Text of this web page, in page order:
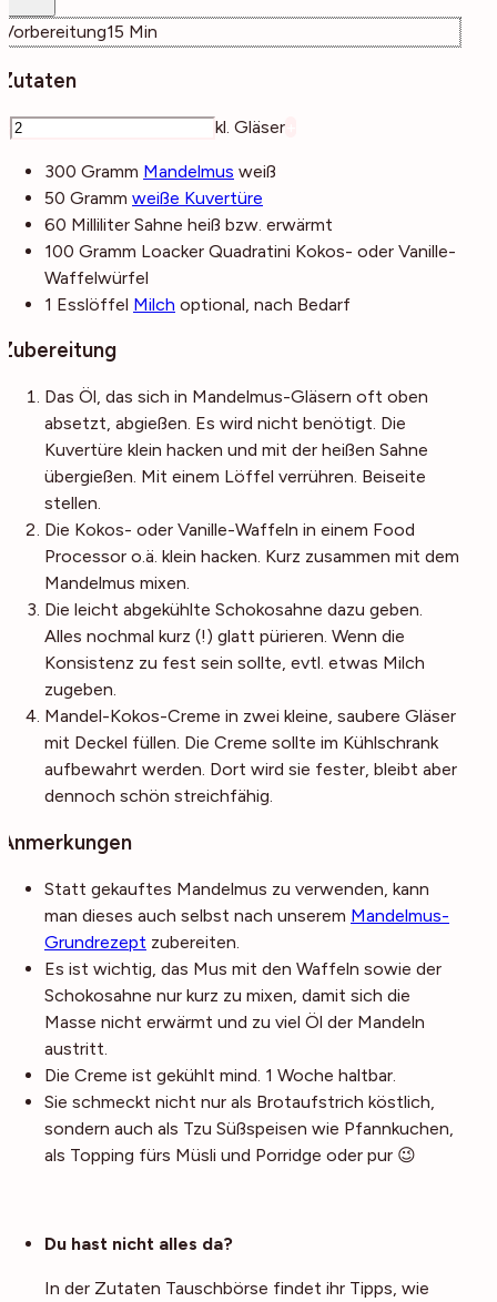
Vorbereitung15 Minuten
Min
Zutaten
kl. Gläser
300 Gramm Mandelmus weiß
50 Gramm weiße Kuvertüre
60 Milliliter Sahne heiß bzw. erwärmt
100 Gramm Loacker Quadratini Kokos- oder Vanille-
Waffelwürfel
1 Esslöffel Milch optional, nach Bedarf
Zubereitung
Das Öl, das sich in Mandelmus-Gläsern oft oben
absetzt, abgießen. Es wird nicht benötigt. Die
Kuvertüre klein hacken und mit der heißen Sahne
übergießen. Mit einem Löffel verrühren. Beiseite
stellen.
Die Kokos- oder Vanille-Waffeln in einem Food
Processor o.ä. klein hacken. Kurz zusammen mit dem
Mandelmus mixen.
Die leicht abgekühlte Schokosahne dazu geben.
Alles nochmal kurz (!) glatt pürieren. Wenn die
Konsistenz zu fest sein sollte, evtl. etwas Milch
zugeben.
Mandel-Kokos-Creme in zwei kleine, saubere Gläser
mit Deckel füllen. Die Creme sollte im Kühlschrank
aufbewahrt werden. Dort wird sie fester, bleibt aber
dennoch schön streichfähig.
Anmerkungen
Statt gekauftes Mandelmus zu verwenden, kann
man dieses auch selbst nach unserem Mandelmus-
Grundrezept zubereiten.
Es ist wichtig, das Mus mit den Waffeln sowie der
Schokosahne nur kurz zu mixen, damit sich die
Masse nicht erwärmt und zu viel Öl der Mandeln
austritt.
Die Creme ist gekühlt mind. 1 Woche haltbar.
Sie schmeckt nicht nur als Brotaufstrich köstlich,
sondern auch als Tzu Süßspeisen wie Pfannkuchen,
als Topping fürs Müsli und Porridge oder pur 😉
Du hast nicht alles da?
In der Zutaten Tauschbörse findet ihr Tipps, wie